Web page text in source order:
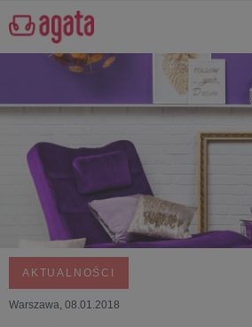
AKTUALNOŚCI
Warszawa, 08.01.2018